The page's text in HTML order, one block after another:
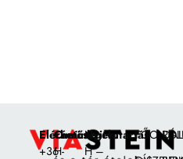
Elérhetőségek:
+36
Címünk:
H-
Nyitvatartás
H –
FŐOLDAL